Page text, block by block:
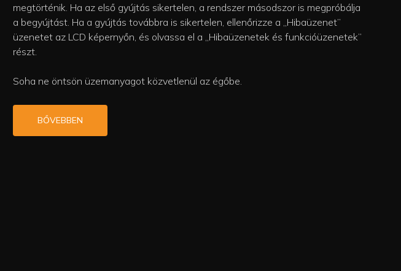
megtörténik. Ha az első gyújtás sikertelen, a rendszer másodszor is megpróbálja
a begyújtást. Ha a gyújtás továbbra is sikertelen, ellenőrizze a „Hibaüzenet”
üzenetet az LCD képernyőn, és olvassa el a „Hibaüzenetek és funkcióüzenetek”
részt.
Soha ne öntsön üzemanyagot közvetlenül az égőbe.
BŐVEBBEN